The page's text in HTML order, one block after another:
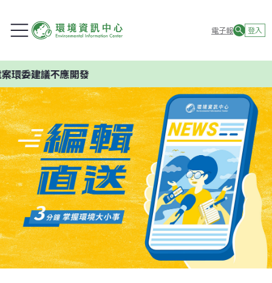
電子報 登入
委建議不應開發